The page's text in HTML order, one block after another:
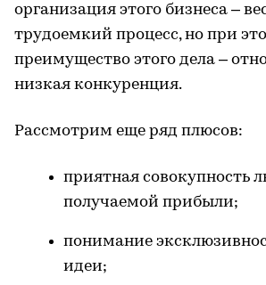
организация этого бизнеса –
трудоемкий процесс, но при
преимущество этого дела –
низкая конкуренция.
Рассмотрим еще ряд плюсов:
приятная совокупность
получаемой прибыли;
понимание
идеи;